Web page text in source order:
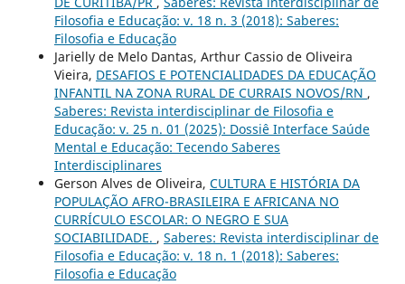
Filosofia e Educação: v. 18 n. 3 (2018): Saberes:
Filosofia e Educação
Jarielly de Melo Dantas, Arthur Cassio de Oliveira
Vieira, DESAFIOS E POTENCIALIDADES DA EDUCAÇÃO
INFANTIL NA ZONA RURAL DE CURRAIS NOVOS/RN ,
Saberes: Revista interdisciplinar de Filosofia e
Educação: v. 25 n. 01 (2025): Dossiê Interface Saúde
Mental e Educação: Tecendo Saberes
Interdisciplinares
Gerson Alves de Oliveira, CULTURA E HISTÓRIA DA
POPULAÇÃO AFRO-BRASILEIRA E AFRICANA NO
CURRÍCULO ESCOLAR: O NEGRO E SUA
SOCIABILIDADE. , Saberes: Revista interdisciplinar de
Filosofia e Educação: v. 18 n. 1 (2018): Saberes:
Filosofia e Educação